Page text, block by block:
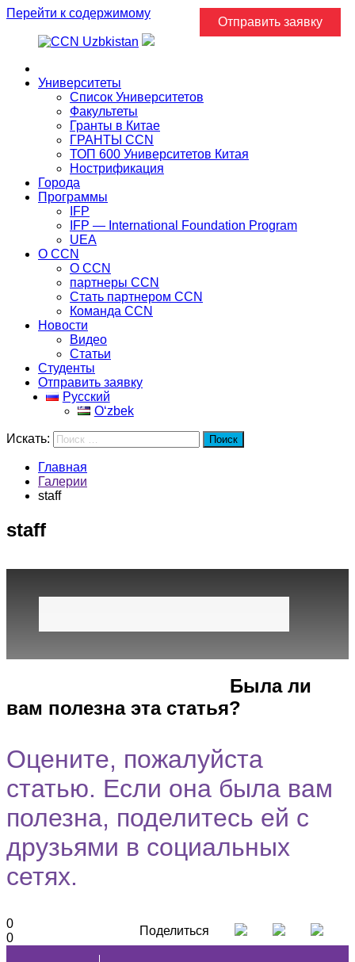
Перейти к содержимому
Университеты
Список Университетов
Факультеты
Гранты в Китае
ГРАНТЫ ССN
ТОП 600 Университетов Китая
Нострификация
Города
Программы
IFP
IFP — International Foundation Program
UEA
О CCN
О CCN
партнеры ССN
Стать партнером CCN
Команда ССN
Новости
Видео
Статьи
Студенты
Отправить заявку
Русский
Oʻzbek
Искать: Поиск
Главная
Галерии
staff
staff
Отправить заявку
Была ли
вам полезна эта статья?
Оцените, пожалуйста
статью. Если она была вам
полезна, поделитесь ей с
друзьями в социальных
сетях.
0
0
Поделиться